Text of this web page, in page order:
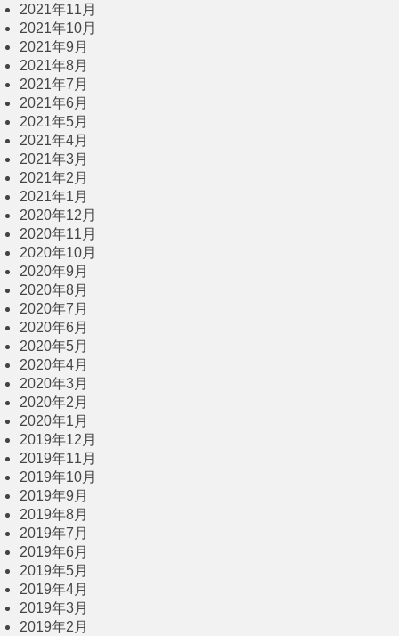
2021年11月
2021年10月
2021年9月
2021年8月
2021年7月
2021年6月
2021年5月
2021年4月
2021年3月
2021年2月
2021年1月
2020年12月
2020年11月
2020年10月
2020年9月
2020年8月
2020年7月
2020年6月
2020年5月
2020年4月
2020年3月
2020年2月
2020年1月
2019年12月
2019年11月
2019年10月
2019年9月
2019年8月
2019年7月
2019年6月
2019年5月
2019年4月
2019年3月
2019年2月